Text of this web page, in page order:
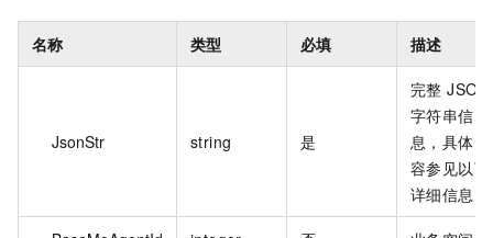
名称 类型 必填 描述
JsonStr string 是
完整 JSON
字符串信
息，具体内
容参见以下
详细信息。